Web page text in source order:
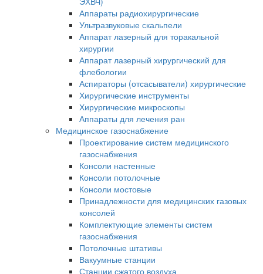
Аппараты радиохирургические
Ультразвуковые скальпели
Аппарат лазерный для торакальной
хирургии
Аппарат лазерный хирургический для
флебологии
Аспираторы (отсасыватели) хирургические
Хирургические инструменты
Хирургические микроскопы
Аппараты для лечения ран
Медицинское газоснабжение
Проектирование систем медицинского
газоснабжения
Консоли настенные
Консоли потолочные
Консоли мостовые
Принадлежности для медицинских газовых
консолей
Комплектующие элементы систем
газоснабжения
Потолочные штативы
Вакуумные станции
Станции сжатого воздуха